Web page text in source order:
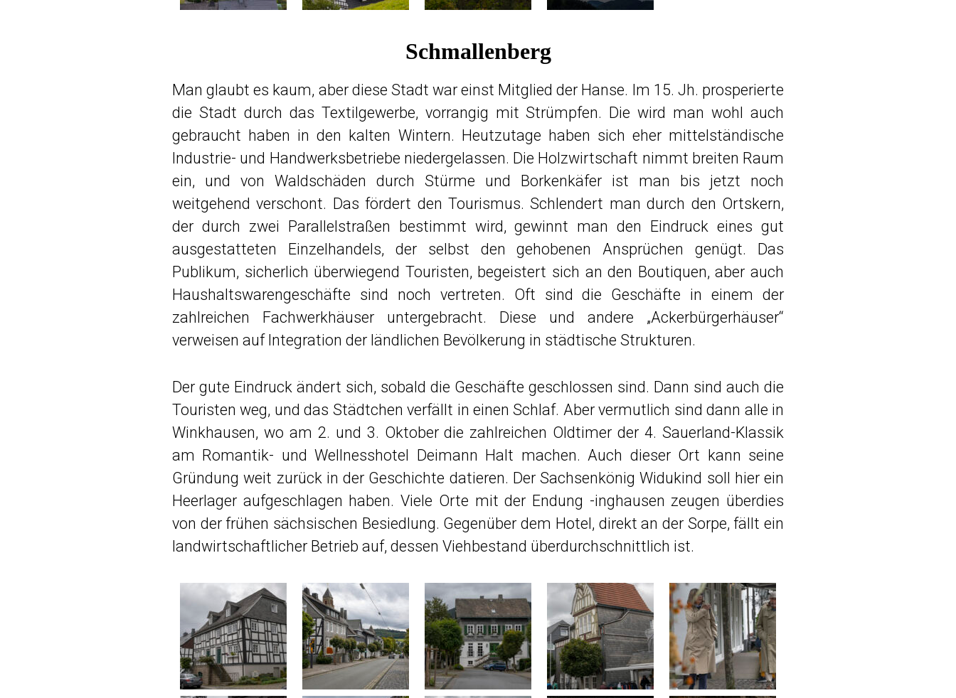
Schmallenberg
Man glaubt es kaum, aber diese Stadt war einst Mitglied der Hanse. Im 15. Jh. prosperierte
die Stadt durch das Textilgewerbe, vorrangig mit Strümpfen. Die wird man wohl auch
gebraucht haben in den kalten Wintern. Heutzutage haben sich eher mittelständische
Industrie- und Handwerksbetriebe niedergelassen. Die Holzwirtschaft nimmt breiten Raum
ein, und von Waldschäden durch Stürme und Borkenkäfer ist man bis jetzt noch
weitgehend verschont. Das fördert den Tourismus. Schlendert man durch den Ortskern,
der durch zwei Parallelstraßen bestimmt wird, gewinnt man den Eindruck eines gut
ausgestatteten Einzelhandels, der selbst den gehobenen Ansprüchen genügt. Das
Publikum, sicherlich überwiegend Touristen, begeistert sich an den Boutiquen, aber auch
Haushaltswarengeschäfte sind noch vertreten. Oft sind die Geschäfte in einem der
zahlreichen Fachwerkhäuser untergebracht. Diese und andere „Ackerbürgerhäuser“
verweisen auf Integration der ländlichen Bevölkerung in städtische Strukturen.
Der gute Eindruck ändert sich, sobald die Geschäfte geschlossen sind. Dann sind auch die
Touristen weg, und das Städtchen verfällt in einen Schlaf. Aber vermutlich sind dann alle in
Winkhausen, wo am 2. und 3. Oktober die zahlreichen Oldtimer der 4. Sauerland-Klassik
am Romantik- und Wellnesshotel Deimann Halt machen. Auch dieser Ort kann seine
Gründung weit zurück in der Geschichte datieren. Der Sachsenkönig Widukind soll hier ein
Heerlager aufgeschlagen haben. Viele Orte mit der Endung -inghausen zeugen überdies
von der frühen sächsischen Besiedlung. Gegenüber dem Hotel, direkt an der Sorpe, fällt ein
landwirtschaftlicher Betrieb auf, dessen Viehbestand überdurchschnittlich ist.